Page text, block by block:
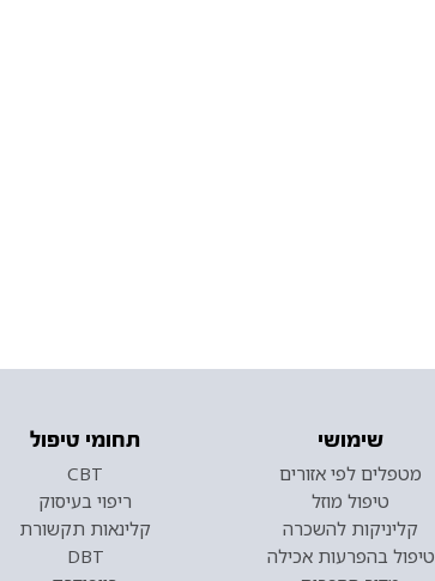
שימושי
מטפלים לפי אזורים
טיפול מוזל
קליניקות להשכרה
טיפול בהפרעות אכילה
תחומי טיפול
CBT
ריפוי בעיסוק
קלינאות תקשורת
DBT